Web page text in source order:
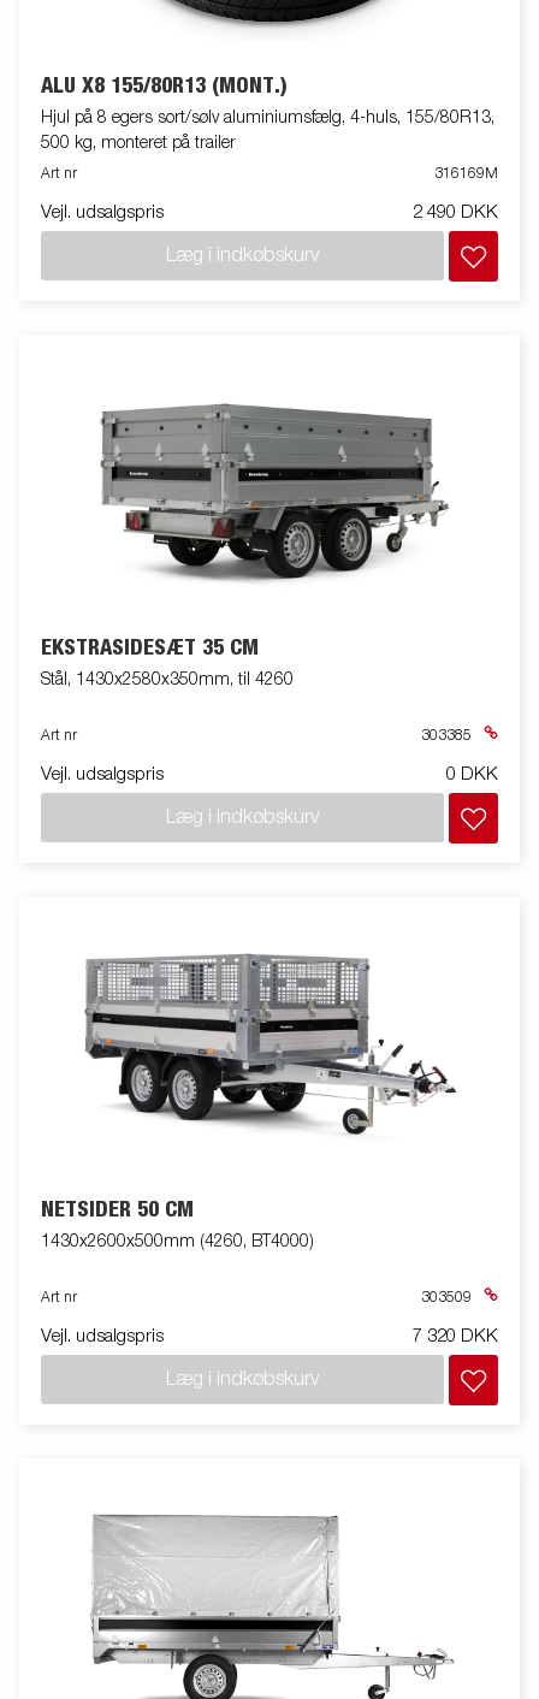
ALU X8 155/80R13 (MONT.)
Hjul på 8 egers sort/sølv aluminiumsfælg, 4-huls, 155/80R13,
500 kg, monteret på trailer
Art nr 316169M
Vejl. udsalgspris 2 490 DKK
Læg i indkøbskurv
EKSTRASIDESÆT 35 CM
Stål, 1430x2580x350mm, til 4260
Art nr 303385
Vejl. udsalgspris 0 DKK
Læg i indkøbskurv
NETSIDER 50 CM
1430x2600x500mm (4260, BT4000)
Art nr 303509
Vejl. udsalgspris 7 320 DKK
Læg i indkøbskurv